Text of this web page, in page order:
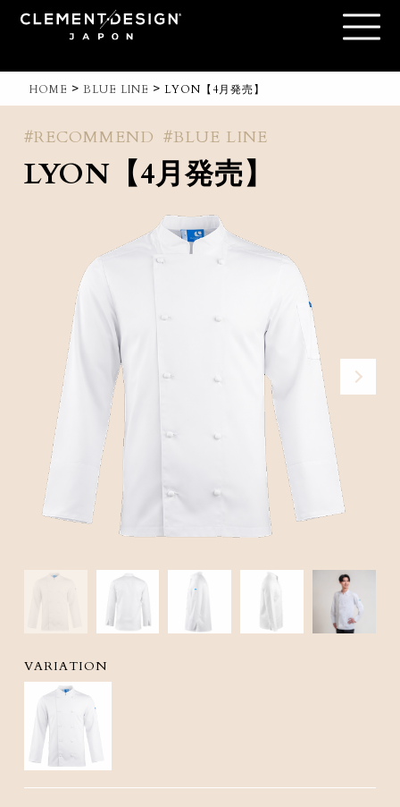
HOME > BLUE LINE > LYON【4月発売】
#RECOMMEND #BLUE LINE
LYON【4月発売】
VARIATION